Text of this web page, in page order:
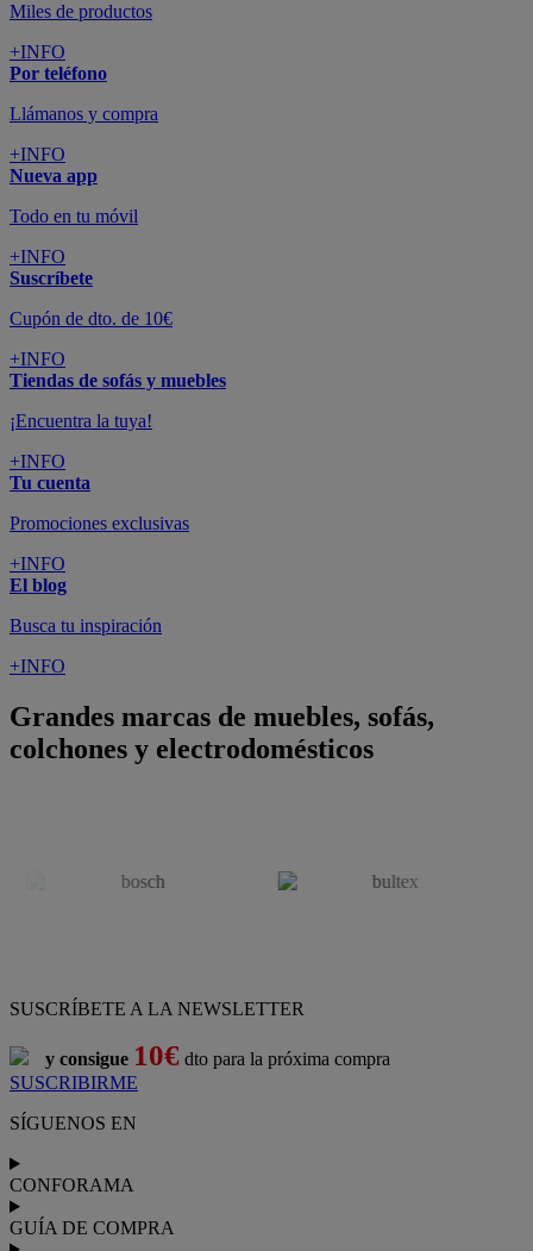
Miles de productos
+INFO
Por teléfono
Llámanos y compra
+INFO
Nueva app
Todo en tu móvil
+INFO
Suscríbete
Cupón de dto. de 10€
+INFO
Tiendas de sofás y muebles
¡Encuentra la tuya!
+INFO
Tu cuenta
Promociones exclusivas
+INFO
El blog
Busca tu inspiración
+INFO
Grandes marcas de muebles, sofás,
colchones y electrodomésticos
SUSCRÍBETE A LA NEWSLETTER
y consigue 10€ dto para la próxima compra
SUSCRIBIRME
SÍGUENOS EN
CONFORAMA
GUÍA DE COMPRA